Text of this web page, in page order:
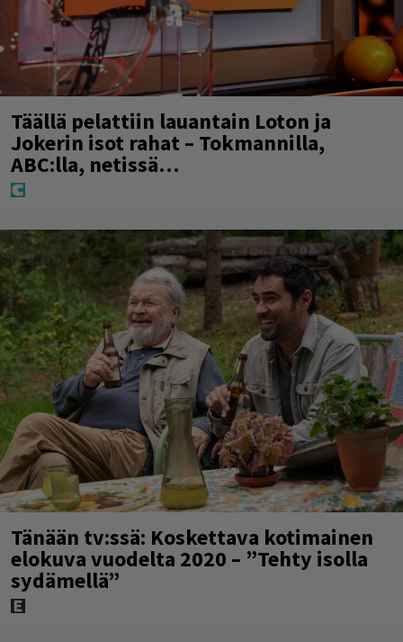
Täällä pelattiin lauantain Loton ja
Jokerin isot rahat – Tokmannilla,
ABC:lla, netissä…
Tänään tv:ssä: Koskettava kotimainen
elokuva vuodelta 2020 – ”Tehty isolla
sydämellä”